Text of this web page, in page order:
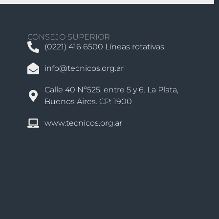
CONSEJO SUPERIOR
(0221) 416 6500 Líneas rotativas
info@tecnicos.org.ar
Calle 40 Nº525, entre 5 y 6. La Plata,
Buenos Aires. CP: 1900
www.tecnicos.org.ar